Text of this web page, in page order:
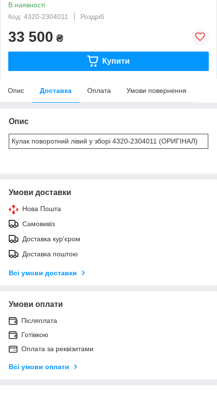
В наявності
Код: 4320-2304011
Роздріб
33 500 ₴
Купити
Опис Доставка Оплата Умови повернення
Опис
Кулак поворотний лівий у зборі 4320-2304011 (ОРИГІНАЛ)
Умови доставки
Нова Пошта
Самовивіз
Доставка кур'єром
Доставка поштою
Всі умови доставки
Умови оплати
Післяплата
Готівкою
Оплата за реквізитами
Всі умови оплати